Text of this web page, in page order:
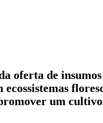
oferta de
um cultivo